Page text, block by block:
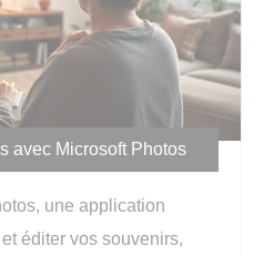
avec Microsoft Photos
une application
éditer vos souvenirs,